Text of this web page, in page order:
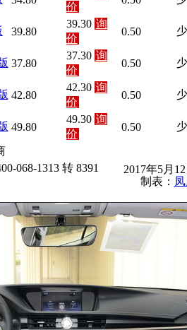
价
39.80
39.30 询
价
0.50
37.80
37.30 询
价
0.50
42.80
42.30 询
价
0.50
49.80
49.30 询
价
0.50
068-1313 转 8391
2017年5月
制表：